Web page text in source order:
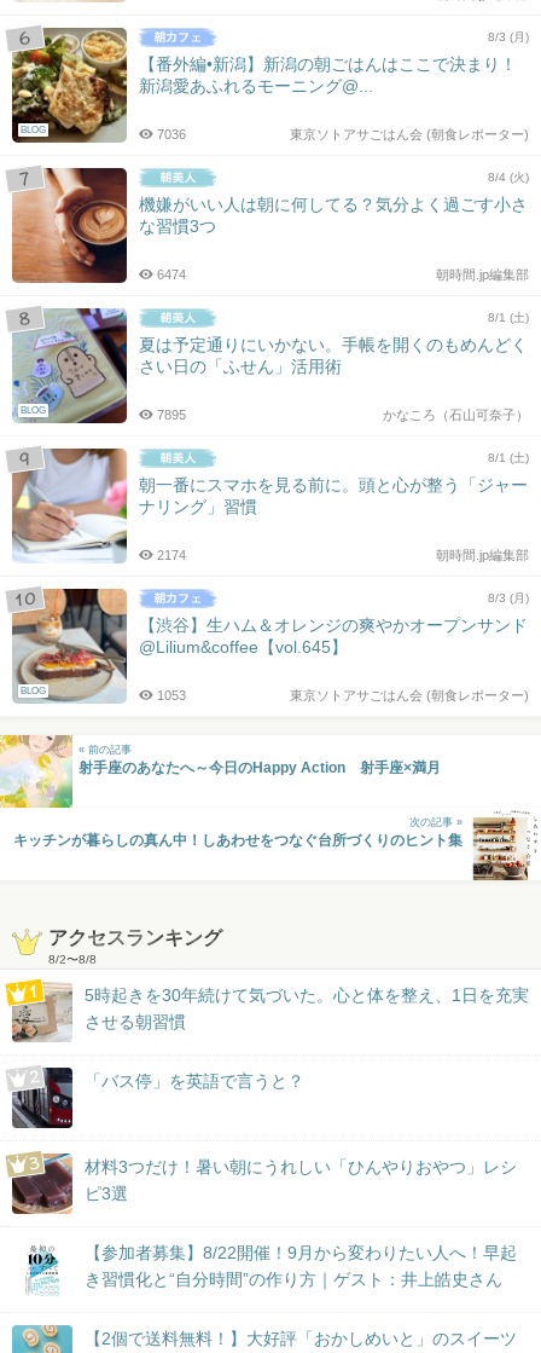
BLOG
8/3 (月)
【番外編•新潟】新潟の朝ごはんはここで決まり！
新潟愛あふれるモーニング@...
東京ソトアサごはん会 (朝食レポーター)
7036
8/4 (火)
機嫌がいい人は朝に何してる？気分よく過ごす小さ
な習慣3つ
朝時間.jp編集部
6474
BLOG
8/1 (土)
夏は予定通りにいかない。手帳を開くのもめんどく
さい日の「ふせん」活用術
かなころ（石山可奈子）
7895
8/1 (土)
朝一番にスマホを見る前に。頭と心が整う「ジャー
ナリング」習慣
朝時間.jp編集部
2174
BLOG
8/3 (月)
【渋谷】生ハム＆オレンジの爽やかオープンサンド
@Lilium&coffee【vol.645】
東京ソトアサごはん会 (朝食レポーター)
1053
« 前の記事
射手座のあなたへ～今日のHappy Action 射手座×満月
次の記事 »
キッチンが暮らしの真ん中！しあわせをつなぐ台所づくりのヒント集
アクセスランキング
8/2〜8/8
5時起きを30年続けて気づいた。心と体を整え、1日を充実
させる朝習慣
「バス停」を英語で言うと？
材料3つだけ！暑い朝にうれしい「ひんやりおやつ」レシ
ピ3選
【参加者募集】8/22開催！9月から変わりたい人へ！早起
き習慣化と“自分時間”の作り方｜ゲスト：井上皓史さん
【2個で送料無料！】大好評「おかしめいと」のスイーツ